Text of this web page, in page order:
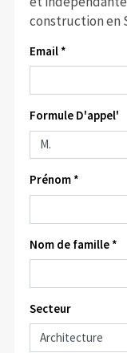
construction en
Email *
Formule D'appel'
Prénom *
Nom de famille *
Secteur